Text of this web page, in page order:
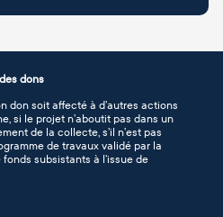
dons
don soit affecté à d’autres actions
si le projet n’aboutit pas dans un
de la collecte, s’il n’est pas
de travaux validé par la
subsistants à l’issue de